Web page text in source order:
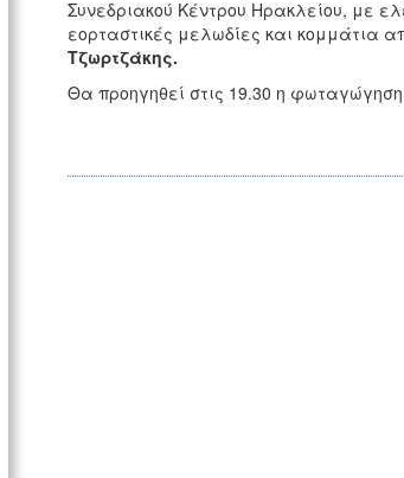
Συνεδριακού Κέντρου Ηρακλείου, με
εορταστικές μελωδίες και κομμάτια
Τζωρτζάκης.
Θα προηγηθεί στις 19.30 η